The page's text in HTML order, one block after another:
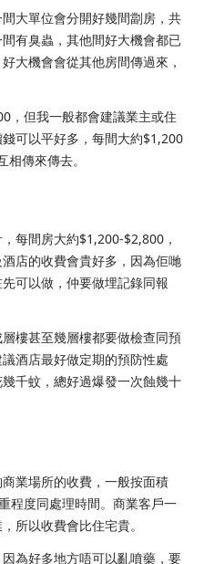
大單位會分開好幾間劏房，共
有臭蟲，其他間好大機會都已
大機會會從其他房間傳過來，
，但我一般都會建議業主或住
可以平好多，每間大約$1,200
傳來傳去。
每間房大約$1,200-$2,800，
店的收費會貴好多，因為佢哋
可以做，仲要做埋記錄同報
樓甚至幾層樓都要做檢查同預
酒店最好做定期的預防性處
千蚊，總好過爆發一次蝕幾十
業場所的收費，一般按面積
程度同處理時間。商業客戶一
所以收費會比住宅貴。
為好多地方唔可以亂噴藥，要